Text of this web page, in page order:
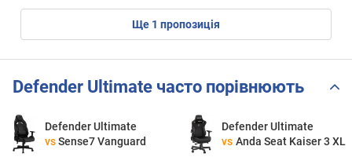
ще 1 пропозиція
Defender Ultimate часто порівнюють
Defender Ultimate
vs Sense7 Vanguard
Defender Ultimate
vs Anda Seat Kaiser 3 XL